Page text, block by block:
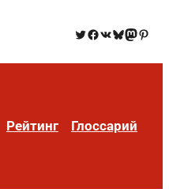
Рейтинг Глоссарий